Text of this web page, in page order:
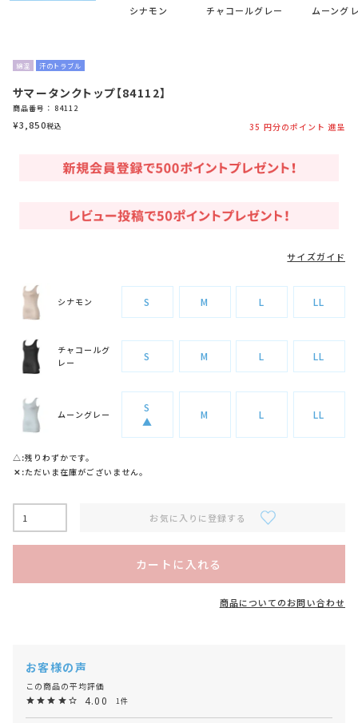
シナモン チャコールグレー ムーング
綿混 汗のトラブル
サマータンクトップ【84112】
商品番号 84112
¥3,850税込 35 円分のポイント 進呈
サイズガイド
シナモン S M L LL
チャコールグ
レー
S M L LL
ムーングレー
S
▲
M L LL
△ 残りわずかです。
✕ ただいま在庫がございません。
お気に入りに登録する
カートに入れる
商品についてのお問い合わせ
4.00 1